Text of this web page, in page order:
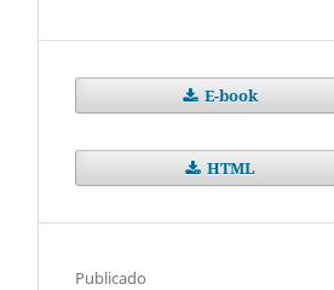
E-book
HTML
Publicado